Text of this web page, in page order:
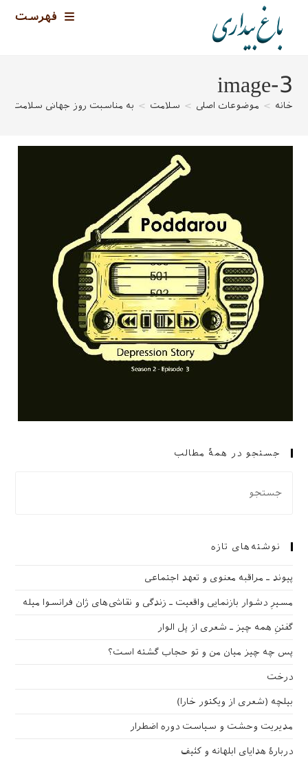
فهرست
image-3
خانه > موضوعات اصلی > سلامت > به مناسبت روز جهانی سلامت
جستجو در همهٔ مطالب
نوشته‌های تازه
پیوند ـ مراقبه‌ معنوی و تعهد اجتماعی
مسیرِ دشوار بازنمایی واقعیت ـ زندگی و نقاشی‌های ژان فرانسوا میله
گفتنِ همه چیز ـ شعری از پل الوار
پس چه چیز میان من و تو حجاب گشته است؟
درخت
بیلچه (شعری از ویکتور خارا)
مدیریت وحشت و سیاست دوره اضطرار
دربارهٔ هدایای ابلهانه و کثیف